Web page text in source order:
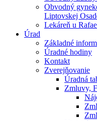
Obvodný
Liptovskej
Lekáreň u
Úrad
Základné
Úradné hodiny
Kontakt
Zverejňovanie
Úradná
Zmluvy,